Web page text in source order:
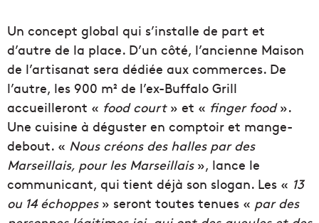
Un concept global qui s’installe de part et
d’autre de la place. D’un côté, l’ancienne Maison
de l’artisanat sera dédiée aux commerces. De
l’autre, les 900 m² de l’ex-Buffalo Grill
accueilleront « food court» et « finger food».
Une cuisine à déguster en comptoir et mange-
debout. « Nous créons des halles par des
Marseillais, pour les Marseillais», lance le
communicant, qui tient déjà son slogan. Les « 13
ou 14 échoppes» seront toutes tenues « par des